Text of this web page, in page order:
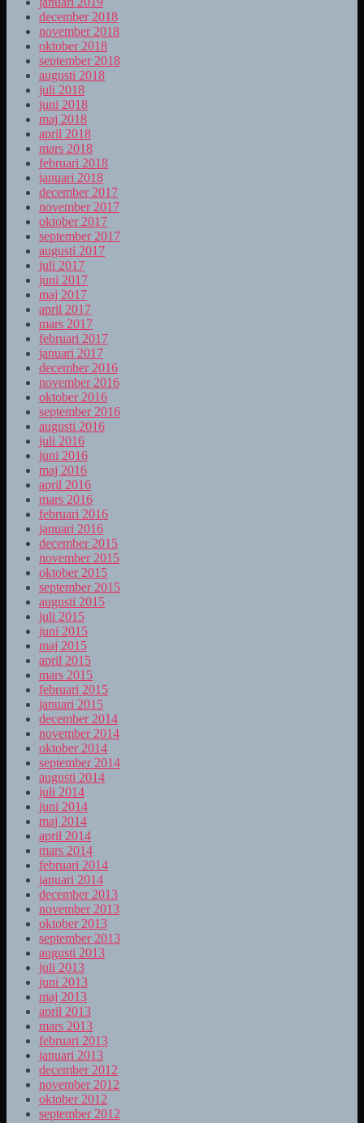
december 2018
november 2018
oktober 2018
september 2018
augusti 2018
juli 2018
juni 2018
maj 2018
april 2018
mars 2018
februari 2018
januari 2018
december 2017
november 2017
oktober 2017
september 2017
augusti 2017
juli 2017
juni 2017
maj 2017
april 2017
mars 2017
februari 2017
januari 2017
december 2016
november 2016
oktober 2016
september 2016
augusti 2016
juli 2016
juni 2016
maj 2016
april 2016
mars 2016
februari 2016
januari 2016
december 2015
november 2015
oktober 2015
september 2015
augusti 2015
juli 2015
juni 2015
maj 2015
april 2015
mars 2015
februari 2015
januari 2015
december 2014
november 2014
oktober 2014
september 2014
augusti 2014
juli 2014
juni 2014
maj 2014
april 2014
mars 2014
februari 2014
januari 2014
december 2013
november 2013
oktober 2013
september 2013
augusti 2013
juli 2013
juni 2013
maj 2013
april 2013
mars 2013
februari 2013
januari 2013
december 2012
november 2012
oktober 2012
september 2012